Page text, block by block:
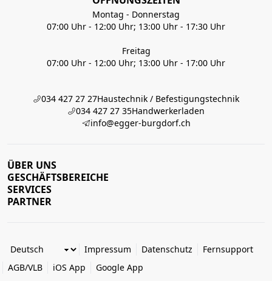
Montag - Donnerstag
07:00 Uhr - 12:00 Uhr; 13:00 Uhr - 17:30 Uhr
Freitag
07:00 Uhr - 12:00 Uhr; 13:00 Uhr - 17:00 Uhr
034 427 27 27Haustechnik / Befestigungstechnik
034 427 27 35Handwerkerladen
info@egger-burgdorf.ch
ÜBER UNS
GESCHÄFTSBEREICHE
SERVICES
PARTNER
Impressum Datenschutz
Fernsupport
AGB/VLB
iOS App Google App